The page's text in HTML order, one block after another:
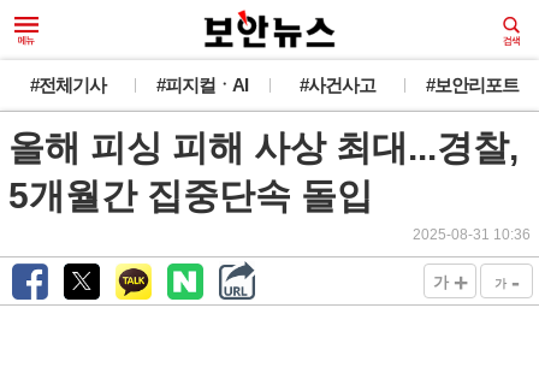
#전체기사 #피지컬ㆍAI #사건사고 #보안리포트
올해 피싱 피해 사상 최대...경찰,
5개월간 집중단속 돌입
2025-08-31 10:36
가 + 가 -